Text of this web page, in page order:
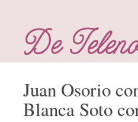
Juan Osorio
Blanca Soto